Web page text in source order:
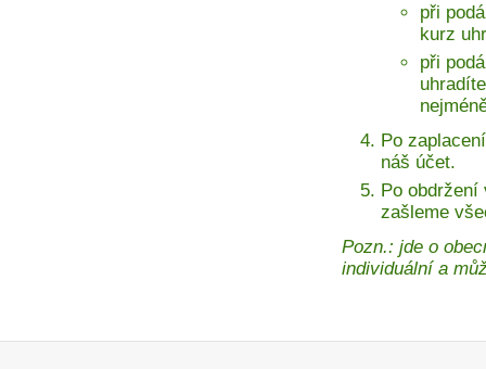
při
kurz
při
Po
náš účet.
Po obdržení
zašleme
Pozn.: jde o
individuální a